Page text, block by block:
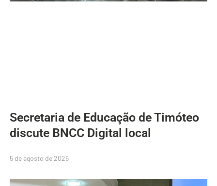
Secretaria de Educação de Timóteo
discute BNCC Digital local
5 de agosto de 2026